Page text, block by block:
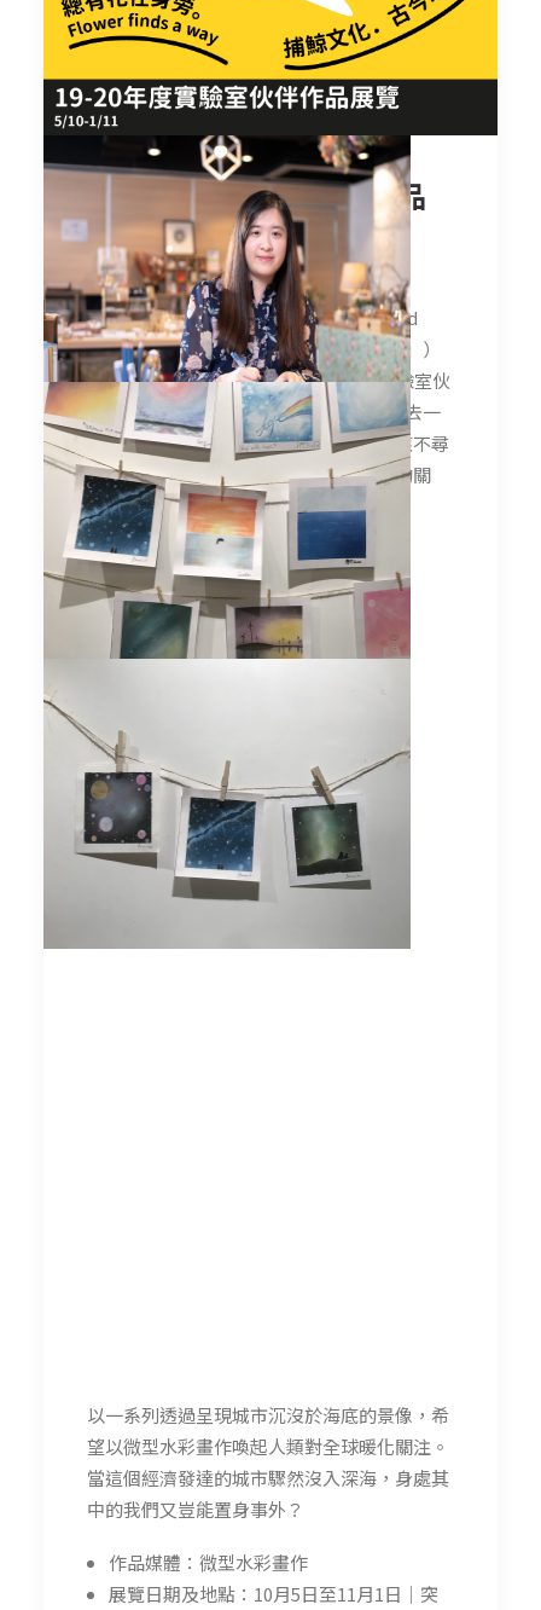
19-20年度實驗室伙伴作品
展覽 @ Trial and Error
Fest 2020
每年的公眾活動也是一個平台讓 Trial and
Error Lab 計劃參加者（稱「實驗室伙伴」）
展示其試錯成果。過去一屆共有16位實驗室伙
伴，而當中有7位將以展覽的形式呈現過去一
年的成長與創作，望「如常創作」去回應不尋
常的環境，透過其作品表達對不同議題的關
注。
末頂
以一系列透過呈現城市沉沒於海底的景像，希
望以微型水彩畫作喚起人類對全球暖化關注。
當這個經濟發達的城市驟然沒入深海，身處其
中的我們又豈能置身事外？
作品媒體：微型水彩畫作
展覽日期及地點：10月5日至11月1日｜突